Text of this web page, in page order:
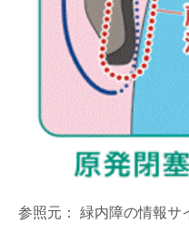
参照元： 緑内障の情報サ